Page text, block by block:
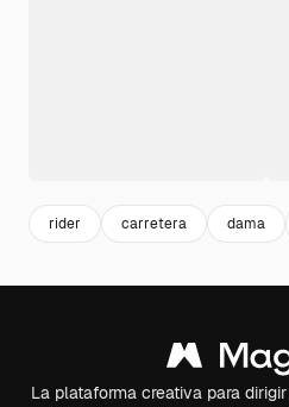
rider carretera dama
La plataforma creativa para